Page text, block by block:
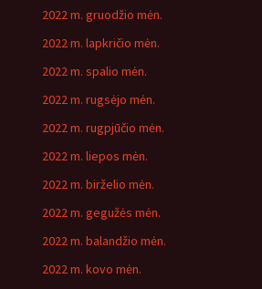
2022 m. gruodžio mėn.
2022 m. lapkričio mėn.
2022 m. spalio mėn.
2022 m. rugsėjo mėn.
2022 m. rugpjūčio mėn.
2022 m. liepos mėn.
2022 m. birželio mėn.
2022 m. gegužės mėn.
2022 m. balandžio mėn.
2022 m. kovo mėn.